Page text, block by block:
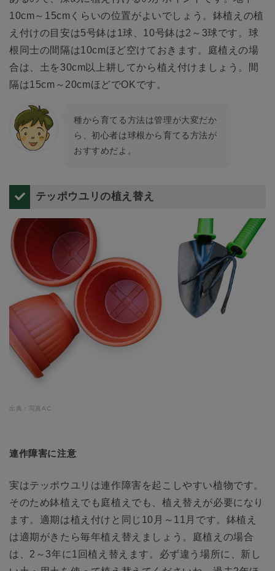
10cm～15cmくらいの位置がよいでしょう。鉢植えの植
え付けの目安は5号鉢は1球、10号鉢は2～3球です。球
根同士の間隔は10cmほど空けておきます。庭植えの場
合は、土を30cm以上耕してから植え付けましょう。間
隔は15cm～20cmほどでOKです。
種から育てる方法は管理が大変だか
ら、初心者は球根から育てる方法が
おすすめだよ。
テッポウユリの植え替え
出典：写真AC
連作障害に注意
実はテッポウユリは連作障害を起こしやすい植物です。
そのため鉢植えでも庭植えでも、植え替えが必要になり
ます。適期は植え付けと同じ10月～11月です。鉢植え
は適期がきたら毎年植え替えましょう。庭植えの場合
は、2～3年に1回植え替えます。必ず違う場所に、新し